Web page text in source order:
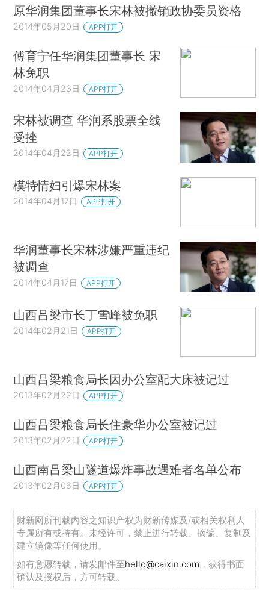
原华润集团董事长宋林被撤销政协委员资格
2014年05月20日 APP打开
傅育宁任华润集团董事长 宋
林免职
2014年04月23日 APP打开
宋林被调查 华润系股票全线
受挫
2014年04月22日 APP打开
模特情妇引爆宋林案
2014年04月17日 APP打开
华润董事长宋林涉嫌严重违纪
被调查
2014年04月17日 APP打开
山西吕梁市长丁雪峰被免职
2014年02月21日 APP打开
山西吕梁粮食局长因办公室配大床被记过
2013年02月22日 APP打开
山西吕梁粮食局长住豪华办公室被记过
2013年02月22日 APP打开
山西南吕梁山隧道爆炸事故遇难者名单公布
2013年02月06日 APP打开
财新网所刊载内容之知识产权为财新传媒及/或相关权利人
专属所有或持有。未经许可，禁止进行转载、摘编、复制及
建立镜像等任何使用。
如有意愿转载，请发邮件至hello@caixin.com ，获得书面
确认及授权后，方可转载。